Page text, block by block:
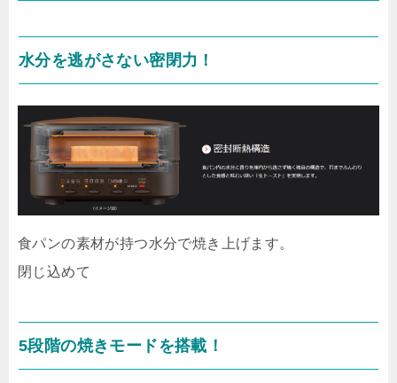
水分を逃がさない密閉力！
食パンの素材が持つ水分で焼き上げます。
閉じ込めて
5段階の焼きモードを搭載！